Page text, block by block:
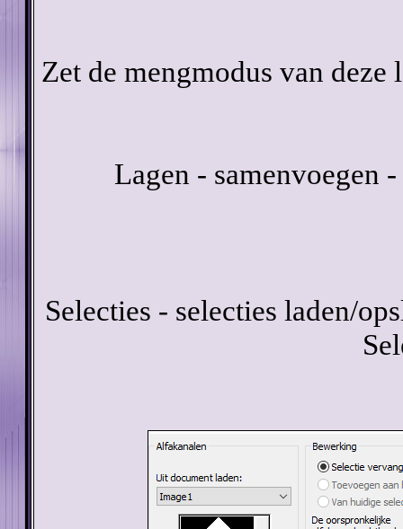
Zet de mengmodus van
Lagen - samenvoegen
Selecties - selecties laden/